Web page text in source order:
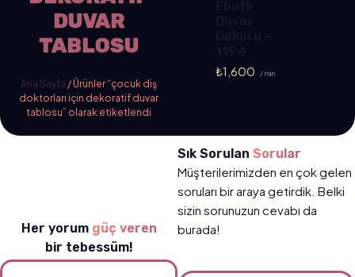
DUVAR
TABLOSU
Ana Sayfa / Ürünler “çocuk diş
doktorları için dekoratif duvar
tablosu” olarak etiketlendi
₺1,600 / min
Her yorum güç veren
bir tebessüm!
Sık Sorulan Sorular
Müşterilerimizden en çok gelen
soruları bir araya getirdik. Belki
sizin sorunuzun cevabı da
burada!